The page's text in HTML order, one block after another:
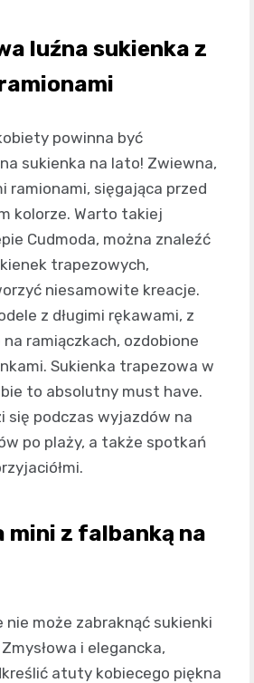
luźna sukienka z
powinna być
sukienka na lato! Zwiewna,
ramionami, sięgająca przed
kolorze. Warto takiej
Cudmoda, można znaleźć
trapezowych,
niesamowite kreacje.
z długimi rękawami, z
ramiączkach, ozdobione
Sukienka trapezowa w
to absolutny must have.
się podczas wyjazdów na
po plaży, a także spotkań
mini z falbanką na
nie może zabraknąć sukienki
i elegancka,
atuty kobiecego piękna